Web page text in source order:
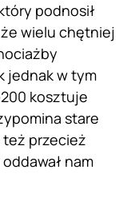
podnosił
wielu chętniej
jednak w tym
kosztuje
stare
też przecież
nam